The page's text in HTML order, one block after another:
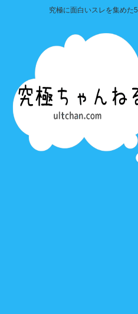
究極に面白いスレを集めた